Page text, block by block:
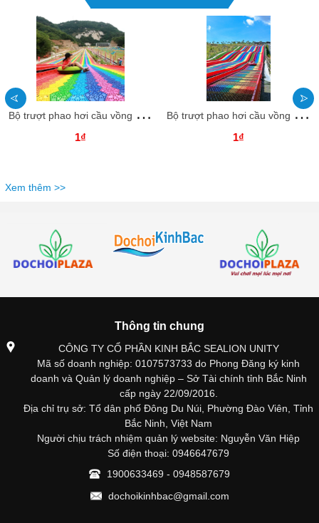
B
ộ trượt phao hơi cầu vồng CVTTKB25 Dochoikinhbac Trò chơi cảm giác mạnh siêu vui từ Đồ Chơi Kinh Bắc
1₫
B
ộ trượt phao hơi cầu vồng CVTTKB24 Dochoikinhbac Trò chơi cảm giác mạnh siêu vui từ Đồ Chơi Kinh Bắc
1₫
Xem thêm >>
Thông tin chung
CÔNG TY CỔ PHẦN KINH BẮC SEALION UNITY
Mã số doanh nghiệp: 0107573733 do Phong Đăng ký kinh
doanh và Quản lý doanh nghiệp – Sở Tài chính tỉnh Bắc Ninh
cấp ngày 22/09/2016.
Địa chỉ trụ sở: Tổ dân phố Đông Du Núi, Phường Đào Viên, Tỉnh
Bắc Ninh, Việt Nam
Người chịu trách nhiệm quản lý website: Nguyễn Văn Hiệp
Số điện thoại: 0946647679
1900633469 - 0948587679
dochoikinhbac@gmail.com